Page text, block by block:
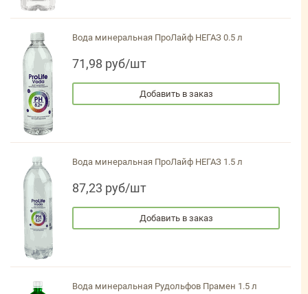
Вода минеральная ПроЛайф НЕГАЗ 0.5 л
71,98 руб/шт
Добавить в заказ
Вода минеральная ПроЛайф НЕГАЗ 1.5 л
87,23 руб/шт
Добавить в заказ
Вода минеральная Рудольфов Прамен 1.5 л